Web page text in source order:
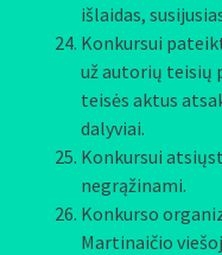
išlaidas,
Konkursui
už autorių teisių
teisės aktus
dalyviai.
Konkursui
negrąžinami.
Konkurso
Martinaičio